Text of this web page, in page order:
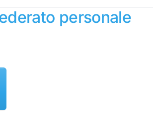
personale